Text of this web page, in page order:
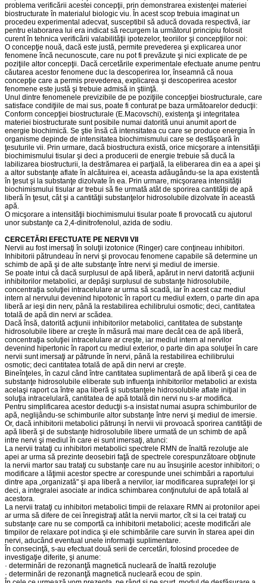
problema verificării acestei concepţii, prin demonstrarea existenţei materiei
biostructurate în materialul biologic viu. În acest scop trebuia imaginat un
procedeu experimental adecvat, susceptibil să aducă dovada respectivă, iar
pentru elaborarea lui era indicat să recurgem la următorul principiu folosit
curent în tehnica verificării valabilităţii ipotezelor, teoriilor şi concepţiilor noi:
O concepţie nouă, dacă este justă, permite prevederea şi explicarea unor
fenomene încă necunoscute, care nu pot fi prevăzute şi nici explicate de pe
poziţiile altor concepţii. Dacă cercetările experimentale efectuate anume pentru
căutarea acestor fenomene duc la descoperirea lor, înseamnă că noua
concepţie care a permis prevederea, explicarea şi descoperirea acestor
fenomene este justă şi trebuie admisă in ştiinţă.
Unul dintre fenomenele previzibile de pe poziţiile concepţiei biostructurale, care
satisface condiţiile de mai sus, poate fi conturat pe baza următoarelor deducţii:
Conform concepţiei biostructurale (E.Macovschi), existenţa şi integritatea
materiei biostructurate sunt posibile numai datorită unui anumit aport de
energie biochimică. Se ştie însă că intensitatea cu care se produce energia în
organisme depinde de intensitatea biochimismului care se desfăşoară în
ţesuturile vii. Prin urmare, dacă biostructura există, orice micşorare a intensităţii
biochimismului tisular şi deci a producerii de energie trebuie să ducă la
labilizarea biostructurii, la destrămarea ei parţială, la eliberarea din ea a apei şi
a altor substanţe aflate în alcătuirea ei, aceasta adăugându-se la apa existentă
în ţesut şi la substanţe dizolvate în ea. Prin urmare, micşorarea intensităţii
biochimismului tisular ar trebui să fie urmată atât de sporirea cantităţii de apă
liberă în ţesut, cât şi a cantităţii substanţelor hidrosolubile dizolvate în această
apă.
O micşorare a intensităţii biochimismului tisular poate fi provocată cu ajutorul
unor substanţe ca 2,4-dinitrofenolul, azida de sodiu.
CERCETĂRI EFECTUATE PE NERVII VII
Nervii au fost imersaţi în soluţii izotonice (Ringer) care conţineau inhibitori.
Inhibitorii pătrundeau în nervi şi provocau fenomene capabile să determine un
schimb de apă şi de alte substanţe între nervi şi mediul de imersie.
Se poate intui că dacă surplusul de apă liberă, apărut in nervi datorită acţiunii
inhibitorilor metabolici, ar depăşi surplusul de substanţe hidrosolubile,
concentraţia soluţiei intracelulare ar urma să scadă, iar în acest caz mediul
intern al nervului devenind hipotonic în raport cu mediul extern, o parte din apa
liberă ar ieşi din nerv, până la restabilirea echilibrului osmotic; deci, cantitatea
totală de apă din nervi ar scădea.
Dacă însă, datorită acţiunii inhibitorilor metabolici, cantitatea de substanţe
hidrosolubile libere ar creşte în măsură mai mare decât cea de apă liberă,
concentraţia soluţiei intracelulare ar creşte, iar mediul intern al nervilor
devenind hipertonic în raport cu mediul exterior, o parte din apa soluţiei în care
nervii sunt imersaţi ar pătrunde în nervi, până la restabilirea echilibrului
osmotic; deci cantitatea totală de apă din nervi ar creşte.
Bineînţeles, în cazul când între cantitatea suplimentară de apă liberă şi cea de
substanţe hidrosolubile eliberate sub influenţa inhibitorilor metabolici ar exista
acelaşi raport ca între apa liberă şi substanţele hidrosolubile aflate iniţial in
soluţia intracelulară, cantitatea de apă totală din nervi nu s-ar modifica.
Pentru simplificarea acestor deducţii s-a insistat numai asupra schimburilor de
apă, neglijându-se schimburile altor substanţe între nervi şi mediul de imersie.
Or, dacă inhibitorii metabolici pătrunşi în nervii vii provoacă sporirea cantităţii de
apă liberă şi de substanţe hidrosolubile libere urmată de un schimb de apă
intre nervi şi mediul în care ei sunt imersaţi, atunci:
La nervii trataţi cu inhibitori metabolici spectrele RMN de înaltă rezoluţie ale
apei ar urma să prezinte deosebiri faţă de spectrele corespunzătoare obţinute
la nervii martor sau trataţi cu substanţe care nu au însuşirile acestor inhibitori; o
modificare a lăţimii acestor spectre ar corespunde unei schimbări a raportului
dintre apa „organizată" şi apa liberă a nervilor, iar modificarea suprafeţei lor şi
deci, a integralei asociate ar indica schimbarea conţinutului de apă totală al
acestora.
La nervii trataţi cu inhibitori metabolici timpii de relaxare RMN ai protonilor apei
ar urma să difere de cei înregistraţi atât la nervii martor, cît si la cei trataţi cu
substanţe care nu se comportă ca inhibitorii metabolici; aceste modificări ale
timpilor de relaxare pot indica şi ele schimbările care survin în starea apei din
nervi, aducând eventual unele informaţii suplimentare.
În consecinţă, s-au efectuat două serii de cercetări, folosind procedee de
investigaţie diferite, şi anume:
· determinări de rezonanţă magnetică nucleară de înaltă rezoluţie
· determinări de rezonanţă magnetică nucleară ecou de spin.